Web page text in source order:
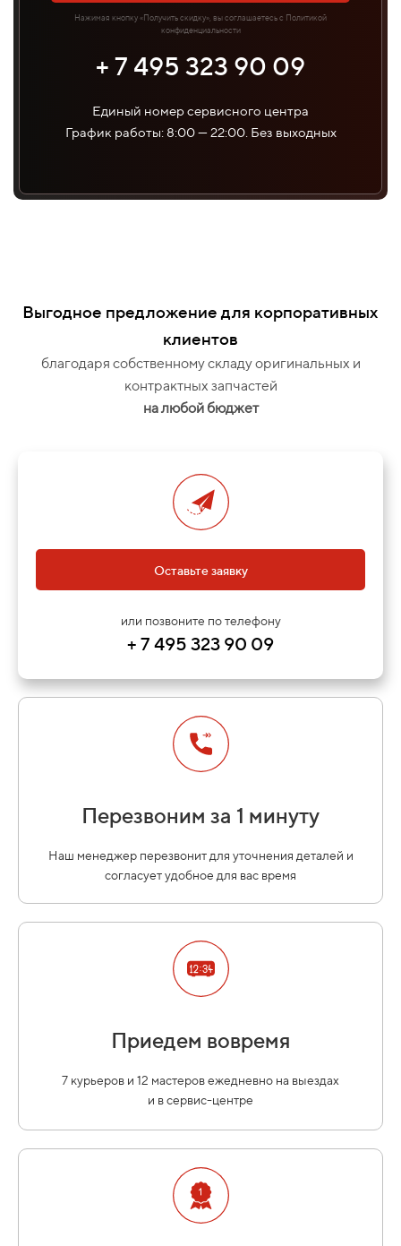
Нажимая кнопку «Получить скидку», вы соглашаетесь с Политикой
конфиденциальности
+ 7 495 323 90 09
Единый номер сервисного центра
График работы: 8:00 — 22:00. Без выходных
Выгодное предложение для корпоративных
клиентов
благодаря собственному складу оригинальных и
контрактных запчастей
на любой бюджет
Оставьте заявку
или позвоните по телефону
+ 7 495 323 90 09
Перезвоним за 1 минуту
Наш менеджер перезвонит для уточнения деталей и
согласует удобное для вас время
Приедем вовремя
7 курьеров и 12 мастеров ежедневно на выездах
и в сервис-центре